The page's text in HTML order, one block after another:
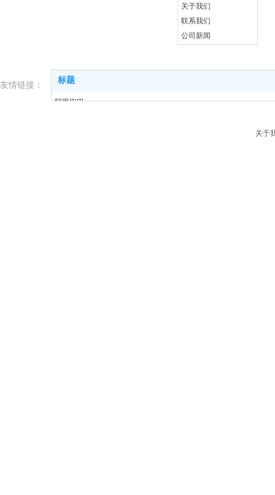
关于我们
联系我们
公司新闻
标题
阿里巴巴
友情链接：
关于